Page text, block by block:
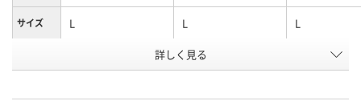
サイズ L L L
インディゴネイビー ブラック
号
詳しく見る